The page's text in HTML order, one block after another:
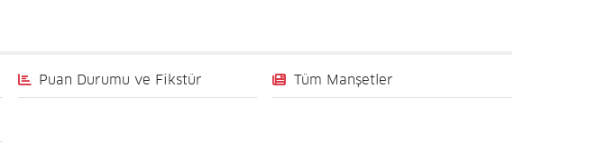
Puan Durumu ve Fikstür Tüm Manşetler